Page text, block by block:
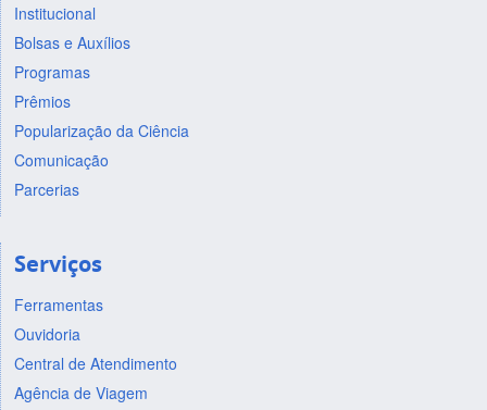
Institucional
Bolsas e Auxílios
Programas
Prêmios
Popularização da Ciência
Comunicação
Parcerias
Serviços
Ferramentas
Ouvidoria
Central de Atendimento
Agência de Viagem